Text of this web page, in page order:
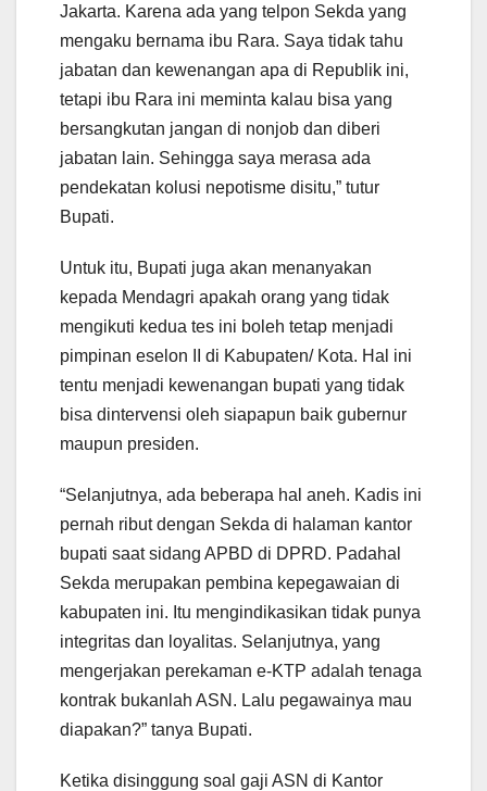
Jakarta. Karena ada yang telpon Sekda yang
mengaku bernama ibu Rara. Saya tidak tahu
jabatan dan kewenangan apa di Republik ini,
tetapi ibu Rara ini meminta kalau bisa yang
bersangkutan jangan di nonjob dan diberi
jabatan lain. Sehingga saya merasa ada
pendekatan kolusi nepotisme disitu,” tutur
Bupati.
Untuk itu, Bupati juga akan menanyakan
kepada Mendagri apakah orang yang tidak
mengikuti kedua tes ini boleh tetap menjadi
pimpinan eselon II di Kabupaten/ Kota. Hal ini
tentu menjadi kewenangan bupati yang tidak
bisa dintervensi oleh siapapun baik gubernur
maupun presiden.
“Selanjutnya, ada beberapa hal aneh. Kadis ini
pernah ribut dengan Sekda di halaman kantor
bupati saat sidang APBD di DPRD. Padahal
Sekda merupakan pembina kepegawaian di
kabupaten ini. Itu mengindikasikan tidak punya
integritas dan loyalitas. Selanjutnya, yang
mengerjakan perekaman e-KTP adalah tenaga
kontrak bukanlah ASN. Lalu pegawainya mau
diapakan?” tanya Bupati.
Ketika disinggung soal gaji ASN di Kantor